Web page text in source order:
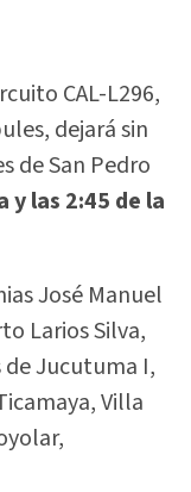
CAL-L296,
dejará sin
de San Pedro
y las 2:45 de la
José Manuel
Larios Silva,
de Jucutuma I,
Villa